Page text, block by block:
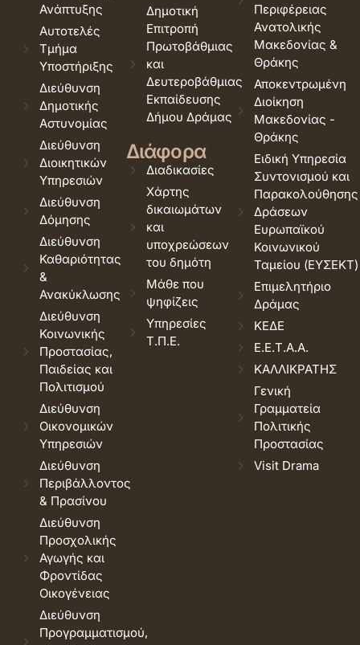
Ανάπτυξης
Αυτοτελές
Τμήμα
Υποστήριξης
Διεύθυνση
Δημοτικής
Αστυνομίας
Διεύθυνση
Διοικητικών
Υπηρεσιών
Διεύθυνση
Δόμησης
Διεύθυνση
Καθαριότητας
&
Ανακύκλωσης
Διεύθυνση
Κοινωνικής
Προστασίας,
Παιδείας και
Πολιτισμού
Διεύθυνση
Οικονομικών
Υπηρεσιών
Διεύθυνση
Περιβάλλοντος
& Πρασίνου
Διεύθυνση
Προσχολικής
Αγωγής και
Φροντίδας
Οικογένειας
Διεύθυνση
Προγραμματισμού,
Δημοτική
Επιτροπή
Πρωτοβάθμιας
και
Δευτεροβάθμιας
Εκπαίδευσης
Δήμου Δράμας
Διάφορα
Διαδικασίες
Χάρτης
δικαιωμάτων
και
υποχρεώσεων
του δημότη
Μάθε που
ψηφίζεις
Υπηρεσίες
Τ.Π.Ε.
Περιφέρειας
Ανατολικής
Μακεδονίας &
Θράκης
Αποκεντρωμένη
Διοίκηση
Μακεδονίας -
Θράκης
Ειδική Υπηρεσία
Συντονισμού και
Παρακολούθησης
Δράσεων
Ευρωπαϊκού
Κοινωνικού
Ταμείου (ΕΥΣΕΚΤ)
Επιμελητήριο
Δράμας
ΚΕΔΕ
Ε.Ε.Τ.Α.Α.
ΚΑΛΛΙΚΡΑΤΗΣ
Γενική
Γραμματεία
Πολιτικής
Προστασίας
Visit Drama